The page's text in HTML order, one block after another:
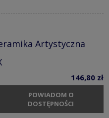
Artystyczna
146,80 zł
POWIADOM O
DOSTĘPNOŚCI